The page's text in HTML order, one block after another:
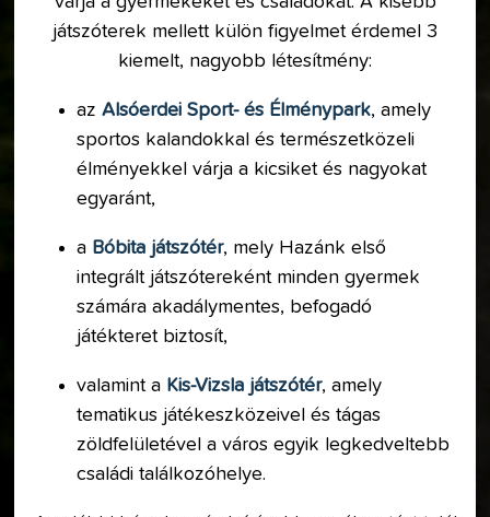
játszóterek mellett külön figyelmet érdemel 3
kiemelt, nagyobb létesítmény:
azAlsóerdei Sport- és Élménypark, amely
sportos kalandokkal és természetközeli
élményekkel várja a kicsiket és nagyokat
egyaránt,
a Bóbita játszótér, mely Hazánk első
integrált játszótereként minden gyermek
számára akadálymentes, befogadó
játékteret biztosít,
valamint a Kis-Vizsla játszótér, amely
tematikus játékeszközeivel és tágas
zöldfelületével a város egyik legkedveltebb
családi találkozóhelye.